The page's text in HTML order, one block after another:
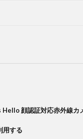
顔認証対応赤外線カ
用する